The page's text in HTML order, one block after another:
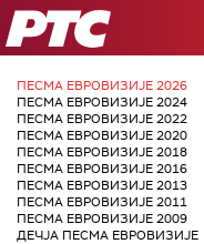
РТС
ПЕСМА ЕВРОВИЗИЈЕ 2026
ПЕСМА ЕВРОВИЗИЈЕ 2024
ПЕСМА ЕВРОВИЗИЈЕ 2022
ПЕСМА ЕВРОВИЗИЈЕ 2020
ПЕСМА ЕВРОВИЗИЈЕ 2018
ПЕСМА ЕВРОВИЗИЈЕ 2016
ПЕСМА ЕВРОВИЗИЈЕ 2013
ПЕСМА ЕВРОВИЗИЈЕ 2011
ПЕСМА ЕВРОВИЗИЈЕ 2009
ДЕЧЈА ПЕСМА ЕВРОВИЗИЈЕ